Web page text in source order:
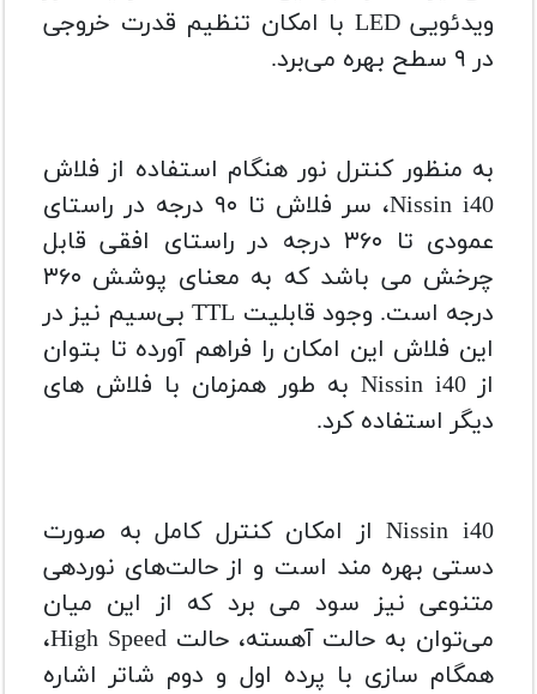
ویدئویی LED با امکان تنظیم قدرت خروجی
در ۹ سطح بهره می‌برد.
به منظور کنترل نور هنگام استفاده از فلاش
Nissin i40، سر فلاش تا ۹۰ درجه در راستای
عمودی تا ۳۶۰ درجه در راستای افقی قابل
چرخش می‌ باشد که به معنای پوشش ۳۶۰
درجه است. وجود قابلیت TTL بی‌سیم نیز در
این فلاش این امکان را فراهم آورده تا بتوان
از Nissin i40 به طور همزمان با فلاش‌ های
دیگر استفاده کرد.
Nissin i40 از امکان کنترل کامل به صورت
دستی بهره‌ مند است و از حالت‌های نوردهی
متنوعی نیز سود می‌ برد که از این میان
می‌توان به حالت آهسته، حالت High Speed،
همگام ‌سازی با پرده اول و دوم شاتر اشاره